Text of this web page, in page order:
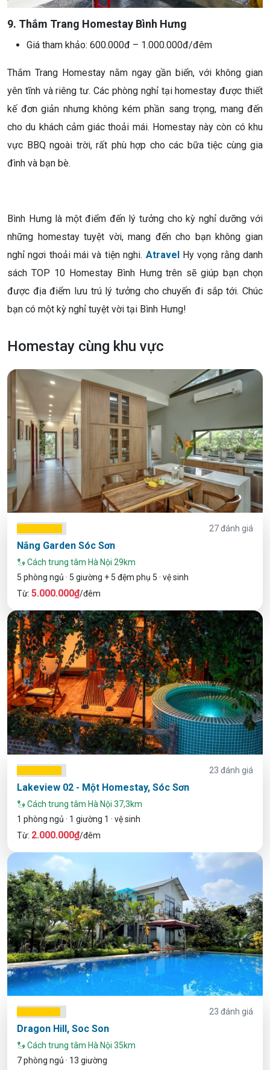
9. Thắm Trang Homestay Bình Hưng
Giá tham khảo: 600.000đ – 1.000.000đ/đêm
Thắm Trang Homestay nằm ngay gần biển, với không gian
yên tĩnh và riêng tư. Các phòng nghỉ tại homestay được thiết
kế đơn giản nhưng không kém phần sang trọng, mang đến
cho du khách cảm giác thoải mái. Homestay này còn có khu
vực BBQ ngoài trời, rất phù hợp cho các bữa tiệc cùng gia
đình và bạn bè.
Bình Hưng là một điểm đến lý tưởng cho kỳ nghỉ dưỡng với
những homestay tuyệt vời, mang đến cho bạn không gian
nghỉ ngơi thoải mái và tiện nghi. AtravelHy vọng rằng danh
sách TOP 10 Homestay Bình Hưng trên sẽ giúp bạn chọn
được địa điểm lưu trú lý tưởng cho chuyến đi sắp tới. Chúc
bạn có một kỳ nghỉ tuyệt vời tại Bình Hưng!
Homestay cùng khu vực
27 đánh giá
Nắng Garden Sóc Sơn
Cách trung tâm Hà Nội 29km
5 phòng ngủ · 5 giường + 5 đệm phụ 5 · vệ sinh
Từ: 5.000.000₫/đêm
23 đánh giá
Lakeview 02 - Một Homestay, Sóc Sơn
Cách trung tâm Hà Nội 37,3km
1 phòng ngủ · 1 giường 1 · vệ sinh
Từ: 2.000.000₫/đêm
23 đánh giá
Dragon Hill, Soc Son
Cách trung tâm Hà Nội 35km
7 phòng ngủ · 13 giường